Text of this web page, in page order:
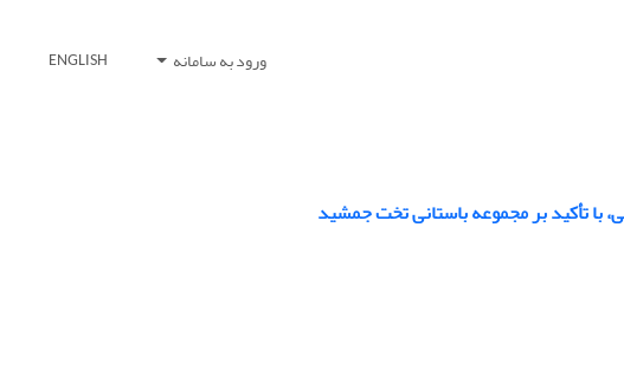
ورود به سامانه ENGLISH
با تأکید بر مجموعه باستانی تخت جمشید